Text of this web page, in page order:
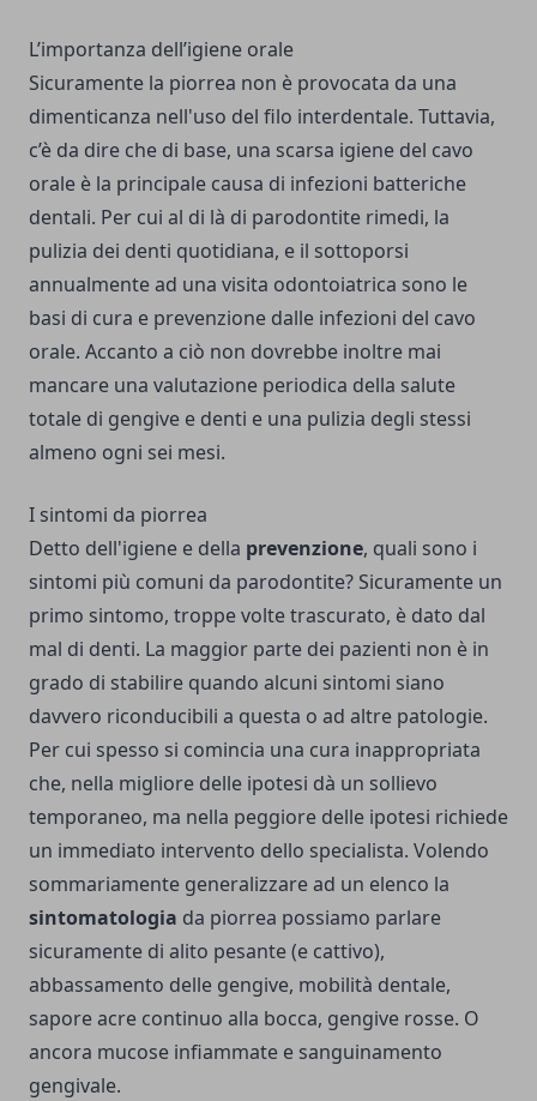
L’importanza dell’igiene orale
Sicuramente la piorrea non è provocata da una
dimenticanza nell'uso del filo interdentale. Tuttavia,
c’è da dire che di base, una scarsa igiene del cavo
orale è la principale causa di infezioni batteriche
dentali. Per cui al di là di parodontite rimedi, la
pulizia dei denti quotidiana, e il sottoporsi
annualmente ad una visita odontoiatrica sono le
basi di cura e prevenzione dalle infezioni del cavo
orale. Accanto a ciò non dovrebbe inoltre mai
mancare una valutazione periodica della salute
totale di gengive e denti e una pulizia degli stessi
almeno ogni sei mesi.
I sintomi da piorrea
Detto dell'igiene e della prevenzione, quali sono i
sintomi più comuni da parodontite? Sicuramente un
primo sintomo, troppe volte trascurato, è dato dal
mal di denti. La maggior parte dei pazienti non è in
grado di stabilire quando alcuni sintomi siano
davvero riconducibili a questa o ad altre patologie.
Per cui spesso si comincia una cura inappropriata
che, nella migliore delle ipotesi dà un sollievo
temporaneo, ma nella peggiore delle ipotesi richiede
un immediato intervento dello specialista. Volendo
sommariamente generalizzare ad un elenco la
sintomatologia da piorrea possiamo parlare
sicuramente di alito pesante (e cattivo),
abbassamento delle gengive, mobilità dentale,
sapore acre continuo alla bocca, gengive rosse. O
ancora mucose infiammate e sanguinamento
gengivale.